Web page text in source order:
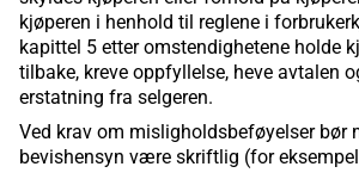
kjøperen i henhold til reglene i
kapittel 5 etter omstendighetene holde
tilbake, kreve oppfyllelse, heve avtalen
erstatning fra selgeren.
Ved krav om misligholdsbeføyelser bør
bevishensyn være skriftlig (for